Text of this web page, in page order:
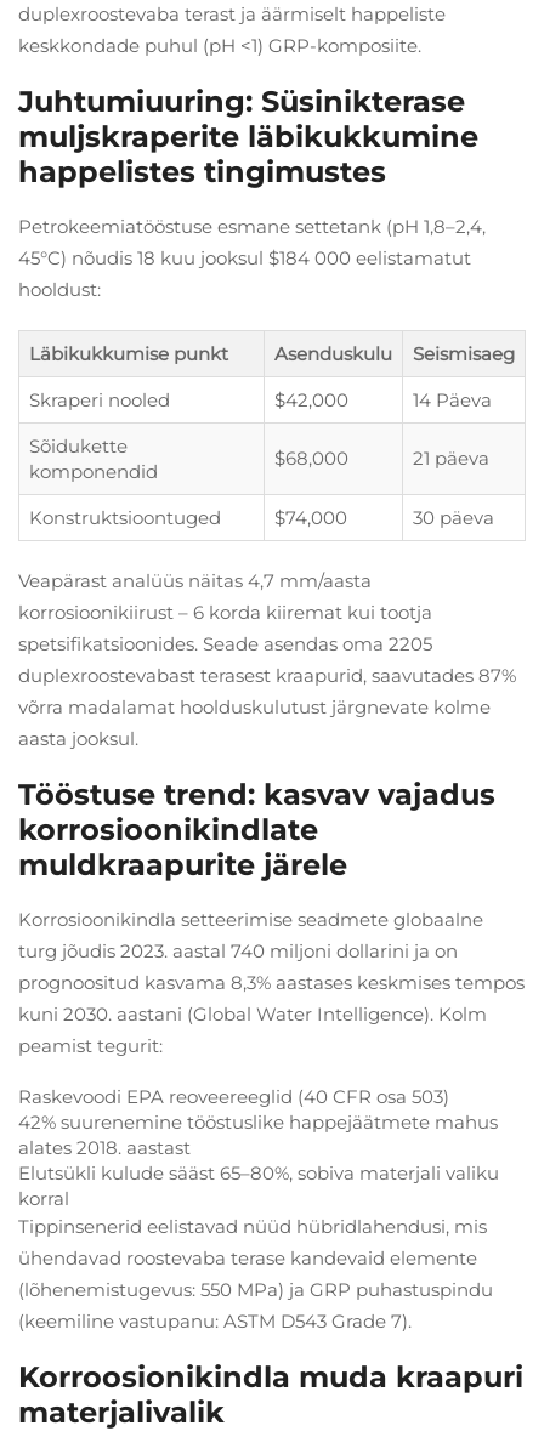
duplexroostevaba terast ja äärmiselt happeliste
keskkondade puhul (pH <1) GRP-komposiite.
Juhtumiuuring: Süsinikterase
muljskraperite läbikukkumine
happelistes tingimustes
Petrokeemiatööstuse esmane settetank (pH 1,8–2,4,
45°C) nõudis 18 kuu jooksul $184 000 eelistamatut
hooldust:
Läbikukkumise punkt Asenduskulu
Seismisaeg
Skraperi nooled
$42,000
14 Päeva
Sõidukette
komponendid
$68,000 21 päeva
Konstruktsioontuged $74,000 30 päeva
Veapärast analüüs näitas 4,7 mm/aasta
korrosioonikiirust – 6 korda kiiremat kui tootja
spetsifikatsioonides. Seade asendas oma 2205
duplexroostevabast terasest kraapurid, saavutades 87%
võrra madalamat hoolduskulutust järgnevate kolme
aasta jooksul.
Tööstuse trend: kasvav vajadus
korrosioonikindlate
muldkraapurite järele
Korrosioonikindla setteerimise seadmete globaalne
turg jõudis 2023. aastal 740 miljoni dollarini ja on
prognoositud kasvama 8,3% aastases keskmises tempos
kuni 2030. aastani (Global Water Intelligence). Kolm
peamist tegurit:
Raskevoodi EPA reoveereeglid (40 CFR osa 503)
42% suurenemine tööstuslike happejäätmete mahus
alates 2018. aastast
Elutsükli kulude sääst 65–80%, sobiva materjali valiku
korral
Tippinsenerid eelistavad nüüd hübridlahendusi, mis
ühendavad roostevaba terase kandevaid elemente
(lõhenemistugevus: 550 MPa) ja GRP puhastuspindu
(keemiline vastupanu: ASTM D543 Grade 7).
Korroosionikindla muda kraapuri
materjalivalik